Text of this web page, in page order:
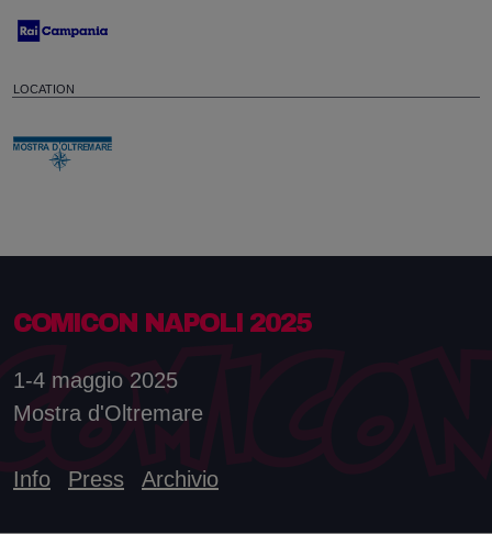
LOCATION
COMICON NAPOLI 2025
1-4 maggio 2025
Mostra d'Oltremare
Info Press Archivio